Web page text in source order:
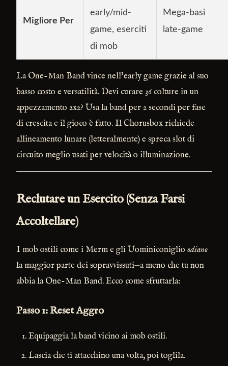
Migliore Per
early/mid-
game, eserciti
di mob
Mega-basi
late-game
La One-Man Band vince nell'early game grazie al suo
basso costo e versatilità. Devi curare 36 colture in un
appezzamento 2x2? Usa la band per 2 secondi per fase
di crescita e il gioco è fatto. Il Chorusbox richiede
allineamento lunare (letteralmente) e spreca slot di
circuito meglio usati per velocità o illuminazione.
Reclutare un Esercito (Senza Farsi
Accoltellare)
I mob ostili come i Merm e gli Uominiconiglio odiano
la maggior parte dei sopravvissuti—a meno che tu non
abbia la One-Man Band. Ecco come sfruttarla:
Passo 1: Reset Aggro
Equipaggia la band vicino ai mob ostili.
Lascia che ti attacchino una volta, poi toglila.